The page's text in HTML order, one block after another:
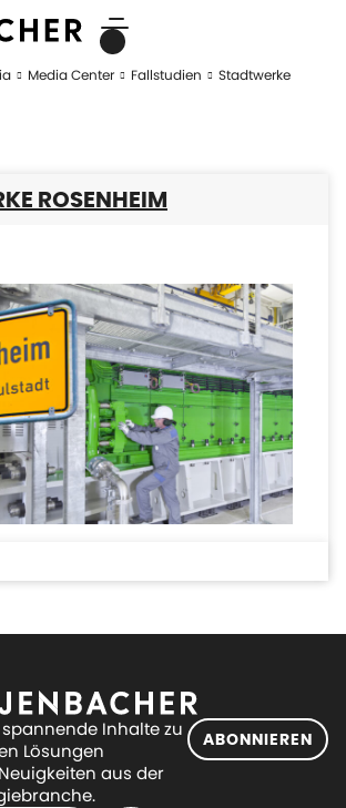
Media Center Fallstudien
Stadtwerke
ROSENHEIM
Inhalte zu
Lösungen
aus der
ABONNIEREN